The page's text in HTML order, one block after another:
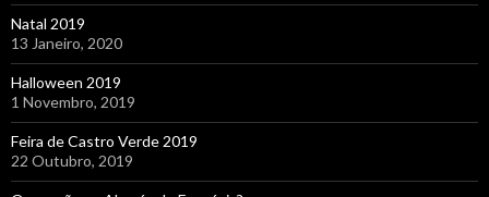
Natal 2019
13 Janeiro, 2020
Halloween 2019
1 Novembro, 2019
Feira de Castro Verde 2019
22 Outubro, 2019